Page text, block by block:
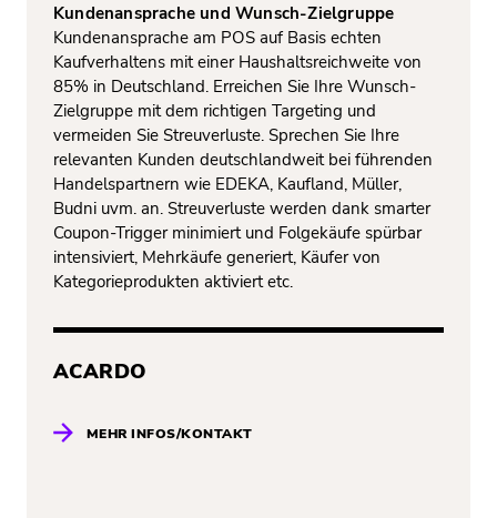
Kundenansprache und Wunsch-Zielgruppe
Kundenansprache am POS auf Basis echten
Kaufverhaltens mit einer Haushaltsreichweite von
85% in Deutschland. Erreichen Sie Ihre Wunsch-
Zielgruppe mit dem richtigen Targeting und
vermeiden Sie Streuverluste. Sprechen Sie Ihre
relevanten Kunden deutschlandweit bei führenden
Handelspartnern wie EDEKA, Kaufland, Müller,
Budni uvm. an. Streuverluste werden dank smarter
Coupon-Trigger minimiert und Folgekäufe spürbar
intensiviert, Mehrkäufe generiert, Käufer von
Kategorieprodukten aktiviert etc.
ACARDO
MEHR INFOS/KONTAKT